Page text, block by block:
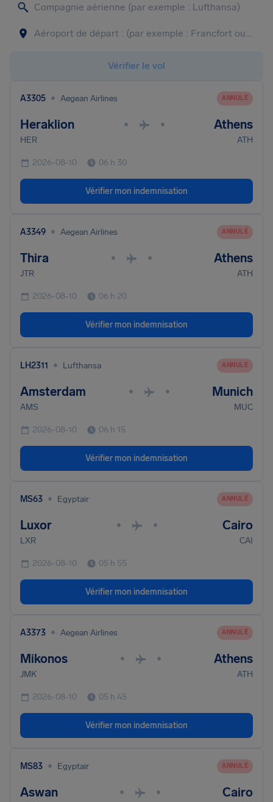
Vérifier le vol
A3305 • Aegean Airlines ANNULÉ
Heraklion • • Athens
HER ATH
2026-08-10 06 h 30
Vérifier mon indemnisation
A3349 • Aegean Airlines ANNULÉ
Thira • • Athens
JTR ATH
2026-08-10 06 h 20
Vérifier mon indemnisation
LH2311 • Lufthansa ANNULÉ
Amsterdam • • Munich
AMS MUC
2026-08-10 06 h 15
Vérifier mon indemnisation
MS63 • Egyptair ANNULÉ
Luxor • • Cairo
LXR CAI
2026-08-10 05 h 55
Vérifier mon indemnisation
A3373 • Aegean Airlines ANNULÉ
Mikonos • • Athens
JMK ATH
2026-08-10 05 h 45
Vérifier mon indemnisation
MS83 • Egyptair ANNULÉ
Aswan • • Cairo